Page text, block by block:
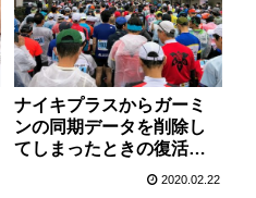
ナイキプラスからガーミ
ンの同期データを削除し
てしまったときの復活方
2020.02.22